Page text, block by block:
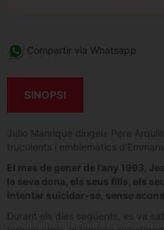
Compartir via Whatsapp
SINOPSI
Julio Manrique dirigeix Pere
truculents i emblemàtics
El mes de gener de l’any 1993,
la seva dona, els seus fills, els
intentar suïcidar-se, sense
Durant els dies següents, es va